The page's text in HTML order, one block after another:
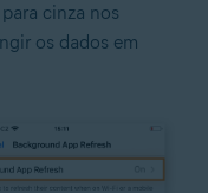
cinza nos
os dados em